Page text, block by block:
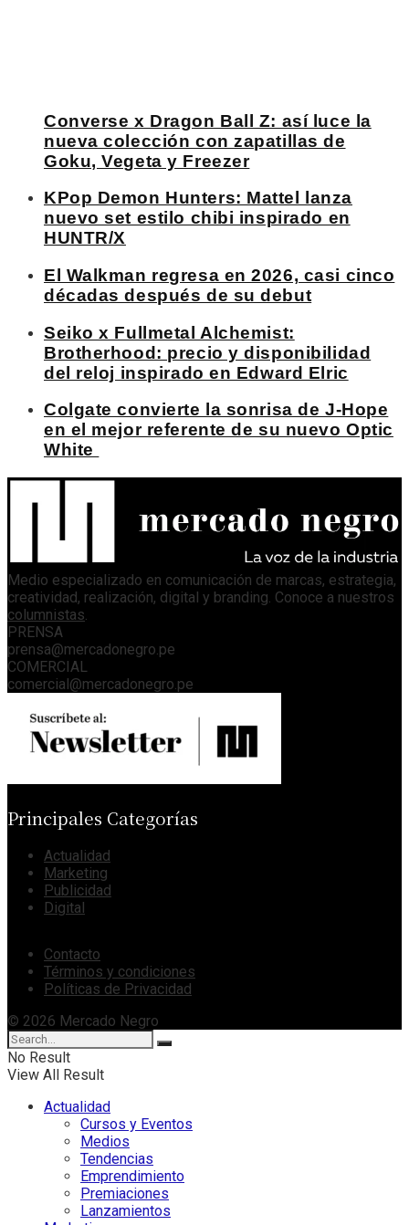
Converse x Dragon Ball Z: así luce la
nueva colección con zapatillas de
Goku, Vegeta y Freezer
KPop Demon Hunters: Mattel lanza
nuevo set estilo chibi inspirado en
HUNTR/X
El Walkman regresa en 2026, casi cinco
décadas después de su debut
Seiko x Fullmetal Alchemist:
Brotherhood: precio y disponibilidad
del reloj inspirado en Edward Elric
Colgate convierte la sonrisa de J-Hope
en el mejor referente de su nuevo Optic
White
Medio especializado en comunicación de marcas, estrategia,
creatividad, realización, digital y branding. Conoce a nuestros
columnistas.
PRENSA
prensa@mercadonegro.pe
COMERCIAL
comercial@mercadonegro.pe
Principales Categorías
Actualidad
Marketing
Publicidad
Digital
Contacto
Términos y condiciones
Políticas de Privacidad
© 2026 Mercado Negro
No Result
View All Result
Actualidad
Cursos y Eventos
Medios
Tendencias
Emprendimiento
Premiaciones
Lanzamientos